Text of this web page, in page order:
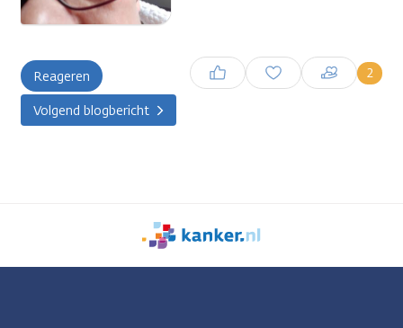
Reageren 2
Inloggen om een reactie te
plaatsen
Volgend blogbericht
We
zijn